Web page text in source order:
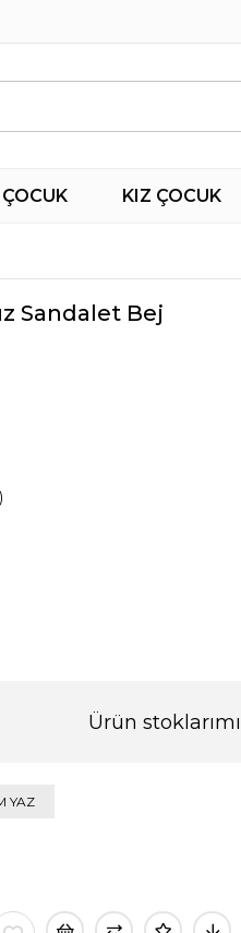
ÇOCUK KIZ ÇOCUK
Sandalet Bej
Ürün
YAZ